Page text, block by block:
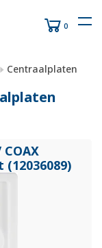
0
Centraalplaten
COAX
(12036089)